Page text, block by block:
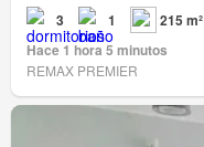
3 1
215 m²
Hace 1 hora 5 minutos
REMAX PREMIER